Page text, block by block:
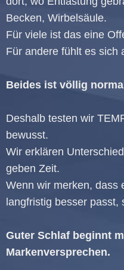
Becken, Wirbelsäule.
Für viele ist das eine
Für andere fühlt es sich
Beides ist völlig
Deshalb testen wir
bewusst.
Wir erklären
geben Zeit.
Wenn wir merken, dass
langfristig besser
Guter Schlaf beginnt
Markenversprechen.